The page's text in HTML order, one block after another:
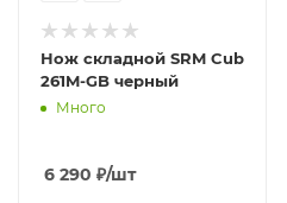
Нож складной SRM Cub
261M-GB черный
Много
6 290 ₽/шт